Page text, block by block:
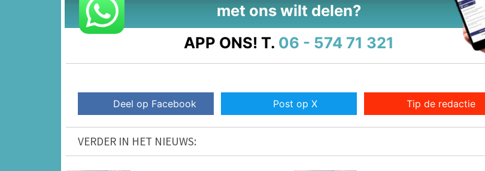
met ons wilt delen?
APP ONS! T. 06 - 574 71 321
Deel op Facebook Post op X Tip de redactie
VERDER IN HET NIEUWS: